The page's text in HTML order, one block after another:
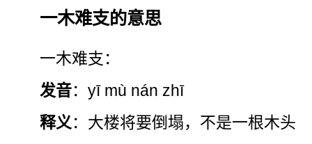
一木难支的意思
一木难支：
发音：yī mù nán zhī
释义 ：大楼将要倒塌，不是一根木头